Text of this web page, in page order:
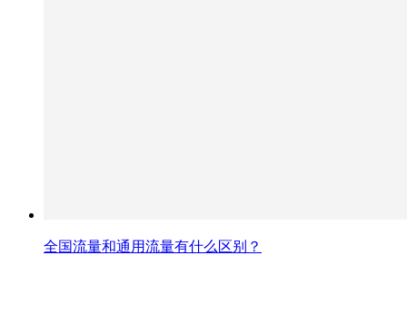
全国流量和通用流量有什么区别？